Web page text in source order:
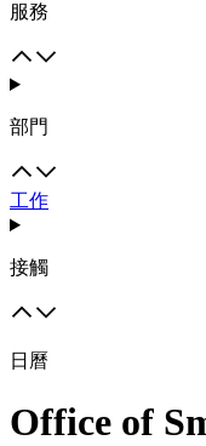
服務
部門
工作
接觸
日曆
Office of